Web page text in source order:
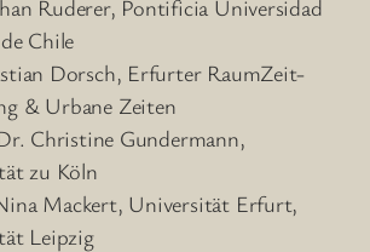
Ruderer, Pontificia Universidad
Chile
Dorsch, Erfurter RaumZeit-
& Urbane Zeiten
Christine Gundermann,
zu Köln
Mackert, Universität Erfurt,
Leipzig